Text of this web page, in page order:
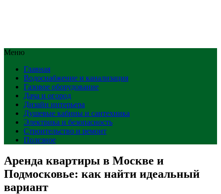
Меню
Главная
Водоснабжение и канализация
Газовое оборудование
Дача и огород
Дизайн интерьера
Душевые кабины и сантехника
Электрика и безопасность
Строительство и ремонт
Полезное
Аренда квартиры в Москве и
Подмосковье: как найти идеальный
вариант